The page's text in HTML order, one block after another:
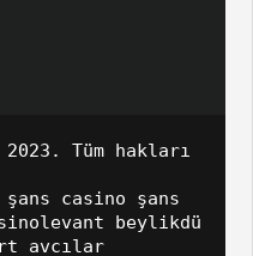
Tüm hakları
şans casino
şans
beylikdü
avcılar